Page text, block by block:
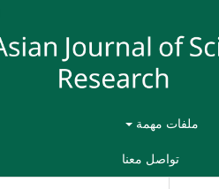
ملفات مهمة
تواصل معنا